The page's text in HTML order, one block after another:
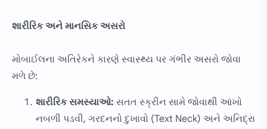
શારીરિક અને માનસિક અસરો
મોબાઈલના અતિરેકને કારણે સ્વાસ્થ્ય પર ગંભીર અસરો જોવા
મળે છે:
શારીરિક સમસ્યાઓ: સતત સ્ક્રીન સામે જોવાથી આંખો
નબળી પડવી, ગરદનનો દુખાવો (Text Neck) અને અનિદ્રા